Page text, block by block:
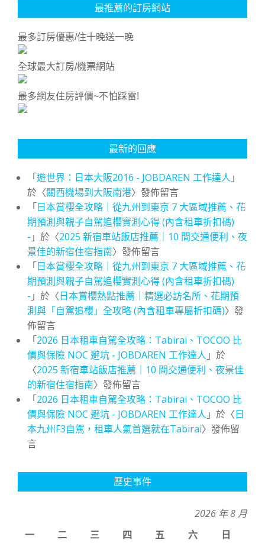
最推薦的訂房網站
最多訂房優惠/住十晚送一晚
全球最大訂房/機票網站
最多網友住房評價~不怕踩雷!
最新的回應
「遊世界：日本大阪2016 - JOBDAREN 工作達人 」
於〈關西機場到大阪南港〉發佈留言
「日本賞櫻全攻略｜從九州到東京 7 大區域推薦、花
期預測與親子自駕追櫻實測心得 (內含租車折扣碼)
- 」於〈2025 新宿車站飯店推薦｜10 間交通便利、夜
景佳的新宿住宿指南〉發佈留言
「日本賞櫻全攻略｜從九州到東京 7 大區域推薦、花
期預測與親子自駕追櫻實測心得 (內含租車折扣碼)
- 」於〈日本賞櫻熱點推薦｜精選必訪名所、花期預
測與「自駕追櫻」全攻略 (內含租車專屬折扣碼)〉發
佈留言
「2026 日本租車自駕全攻略：Tabirai、TOCOO 比
價與保險 NOC 避坑 - JOBDAREN 工作達人 」於
〈2025 新宿車站飯店推薦｜10 間交通便利、夜景佳
的新宿住宿指南〉發佈留言
「2026 日本租車自駕全攻略：Tabirai、TOCOO 比
價與保險 NOC 避坑 - JOBDAREN 工作達人 」於〈日
本九州F3自駕，租車人氣首選就在Tabirai〉發佈留
言
歷史事件
2026 年 8 月
一
二 三 四 五 六
日